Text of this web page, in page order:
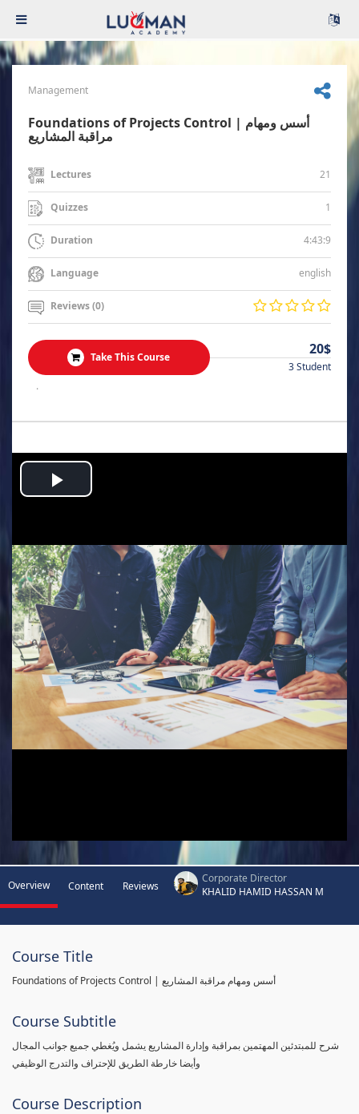
Management
Foundations of Projects Control | أسس ومهام
مراقبة المشاريع
Lectures 21
Quizzes 1
Duration 4:43:9
Language english
Reviews (0)
Take This Course 20$
3 Student
.
Play
Overview Content Reviews
Corporate Director
KHALID HAMID HASSAN M
Course Title
Foundations of Projects Control | أسس ومهام مراقبة المشاريع
Course Subtitle
شرح للمبتدئين المهتمين بمراقبة وإدارة المشاريع يشمل ويُغطي جميع جوانب المجال
وأيضا خارطة الطريق للإحتراف والتدرج الوظيفي
Course Description